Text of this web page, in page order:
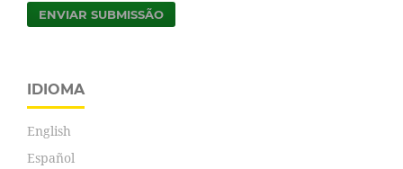
ENVIAR SUBMISSÃO
IDIOMA
English
Español